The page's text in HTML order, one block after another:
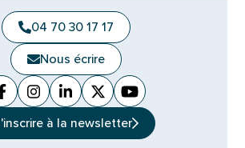
04 70 30 17 17
Nous écrire
Facebook
(ouverture dans un nouvel onglet)
Instagram
(ouverture dans un nouvel
Linkedin
(ouverture dans un nouvel
X (Twitter)
(ouverture dans un
YouTube
(ouverture dans
à la newsletter